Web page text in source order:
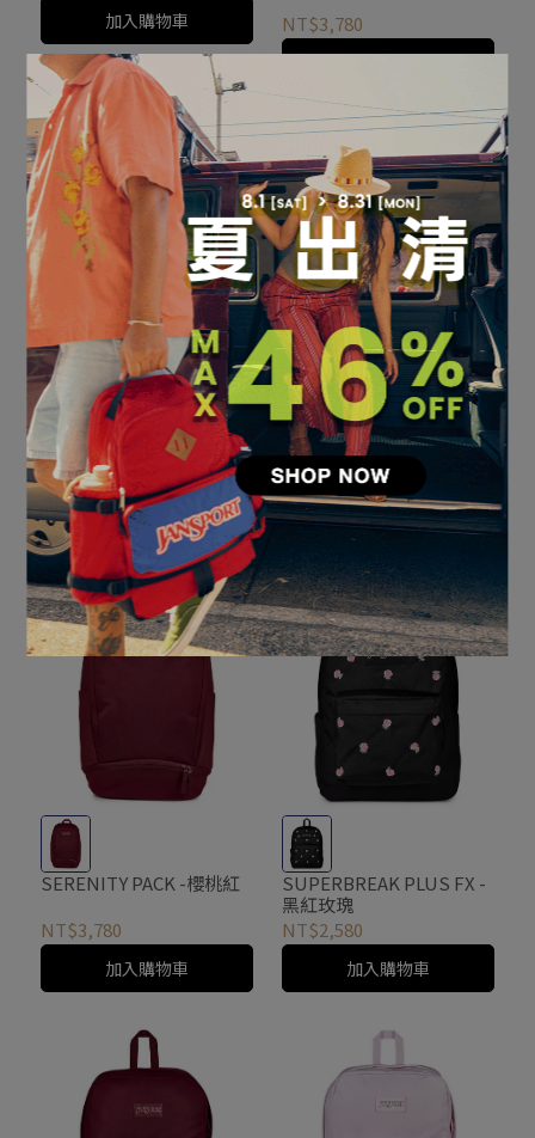
加入購物車 NT$3,780
SERENITY PACK -粉紅色
NT$3,780
加入購物車
SERENITY PACK -柔和紫
NT$3,780
加入購物車
SERENITY PACK -櫻桃紅
NT$3,780
加入購物車
SUPERBREAK PLUS FX -
黑紅玫瑰
NT$2,580
加入購物車